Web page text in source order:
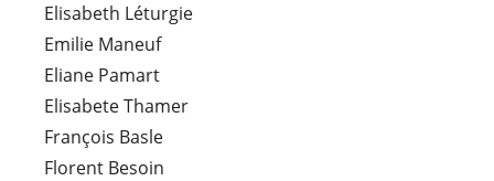
Elisabeth Léturgie
Emilie Maneuf
Eliane Pamart
Elisabete Thamer
François Basle
Florent Besoin